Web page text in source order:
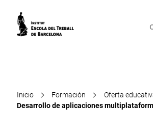
Inicio Formación Oferta
Desarrollo de aplicaciones